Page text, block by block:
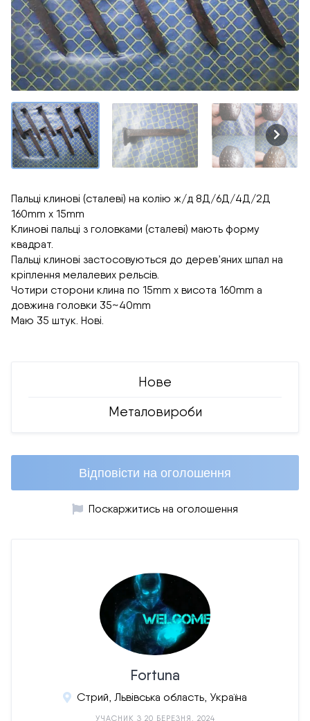
Пальці клинові (сталеві) на колію ж/д 8Д/6Д/4Д/2Д
160mm х 15mm
Клинові пальці з головками (сталеві) мають форму
квадрат.
Пальці клинові застосовуються до дерев’яних шпал на
кріплення мелалевих рельсів.
Чотири сторони клина по 15mm х висота 160mm а
довжина головки 35~40mm
Маю 35 штук. Нові.
Нове
Металовироби
Відповісти на оголошення
Поскаржитись на оголошення
Fortuna
Стрий, Львівська область, Україна
УЧАСНИК З 20 БЕРЕЗНЯ, 2024